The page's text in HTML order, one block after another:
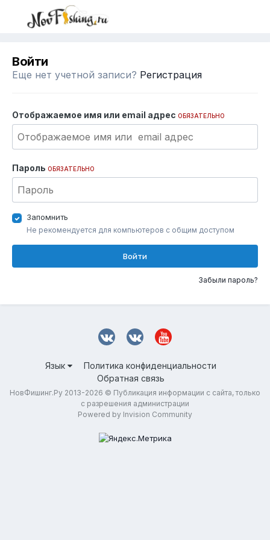
Войти
Еще нет учетной записи? Регистрация
Отображаемое имя или email адрес ОБЯЗАТЕЛЬНО
Пароль ОБЯЗАТЕЛЬНО
Запомнить
Не рекомендуется для компьютеров с общим доступом
Войти
Забыли пароль?
Язык
Политика конфиденциальности
Обратная связь
НовФишинг.Ру 2013-2026 © Публикация информации с сайта, только
с разрешения администрации
Powered by Invision Community